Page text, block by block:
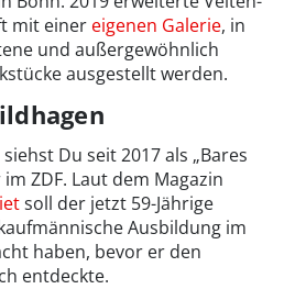
mit einer eigenen Galerie, in
und außergewöhnlich
ausgestellt werden.
Du seit 2017 als „Bares
ZDF. Laut dem Magazin
soll der jetzt 59-Jährige
Ausbildung im
haben, bevor er den
entdeckte.